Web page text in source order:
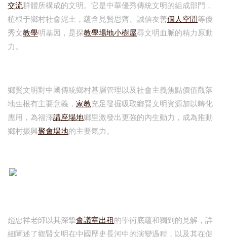
交流群體所構成的文明。它是中華優秀傳統文明的組成部門，
植根于鄉村社會泥土，蘊含見賢思齊、誠信友善個人空間等優
秀文教學明基因，是探教學場地小樹屋尋文明血脈的精力原動
力。
鄉賢文明對中國傳統鄉村基層管理以及社會主義焦點價值觀落
地生根有主要意義， 家教充足發掘吸取鄉賢文明資源加以轉化
應用，為福澤講座場地鄉里激發出更強的內生動力，成為推動
鄉村振興聚會場地的主要氣力。
趙忠祥老師以其深摯會議室出租的學術底蘊和獨到的見解，詳
細闡述了鄉賢文明在中國歷史長河中的演變過程，以及其在促